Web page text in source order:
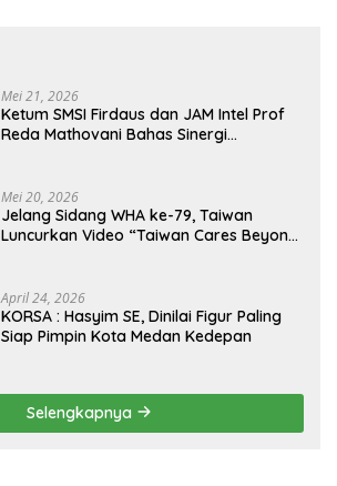
Mei 21, 2026
Ketum SMSI Firdaus dan JAM Intel Prof
Reda Mathovani Bahas Sinergi
MBG, Perkuat Pengawasan Program
Pemerintah
Mei 20, 2026
Jelang Sidang WHA ke-79, Taiwan
Luncurkan Video “Taiwan Cares Beyond
April 24, 2026
KORSA : Hasyim SE, Dinilai Figur Paling
Siap Pimpin Kota Medan Kedepan
Selengkapnya